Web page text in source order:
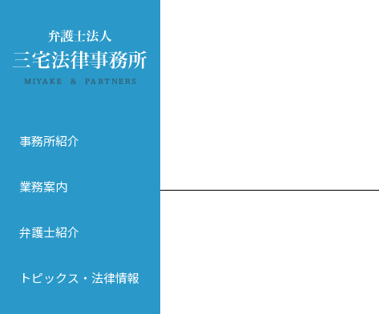
事務所紹介
業務案内
弁護士紹介
トピックス・法律情報